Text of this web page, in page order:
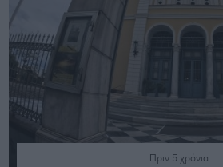
Πριν 5 χρόνια